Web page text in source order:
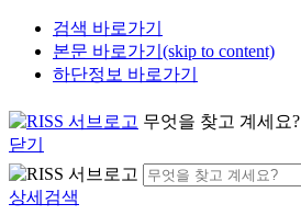
검색 바로가기
본문 바로가기(skip to content)
하단정보 바로가기
무엇을 찾고 계세요?
닫기
상세검색